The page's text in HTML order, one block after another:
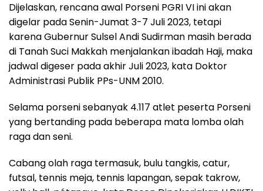
Dijelaskan, rencana awal Porseni PGRI VI ini akan
digelar pada Senin-Jumat 3-7 Juli 2023, tetapi
karena Gubernur Sulsel Andi Sudirman masih berada
di Tanah Suci Makkah menjalankan ibadah Haji, maka
jadwal digeser pada akhir Juli 2023, kata Doktor
Administrasi Publik PPs-UNM 2010.
Selama porseni sebanyak 4.117 atlet peserta Porseni
yang bertanding pada beberapa mata lomba olah
raga dan seni.
Cabang olah raga termasuk, bulu tangkis, catur,
futsal, tennis meja, tennis lapangan, sepak takrow,